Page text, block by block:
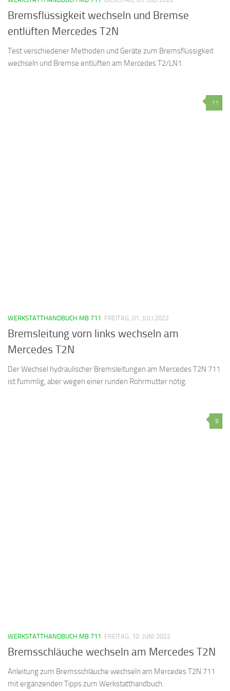
Bremsflüssigkeit wechseln und Bremse
entlüften Mercedes T2N
Test verschiedener Methoden und Geräte zum Bremsflüssigkeit
wechseln und Bremse entlüften am Mercedes T2/LN1.
11
WERKSTATTHANDBUCH MB 711 FREITAG, 01. JULI 2022
Bremsleitung vorn links wechseln am
Mercedes T2N
Der Wechsel hydraulischer Bremsleitungen am Mercedes T2N 711
ist fummlig, aber wegen einer runden Rohrmutter nötig.
9
WERKSTATTHANDBUCH MB 711 FREITAG, 10. JUNI 2022
Bremsschläuche wechseln am Mercedes T2N
Anleitung zum Bremsschläuche wechseln am Mercedes T2N 711
mit ergänzenden Tipps zum Werkstatthandbuch.